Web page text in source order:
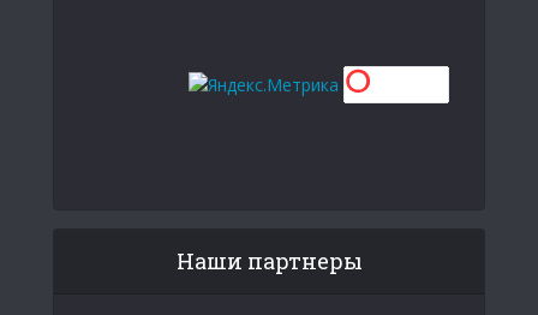
Наши партнеры